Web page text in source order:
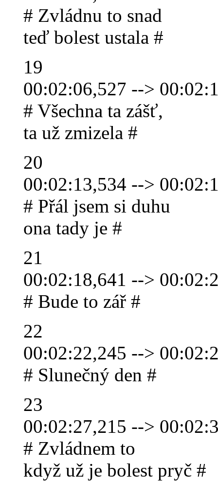
# Zvládnu to snad
teď bolest ustala #
19
00:02:06,527 -->
# Všechna ta zášť,
ta už zmizela #
20
00:02:13,534 -->
# Přál jsem si duhu
ona tady je #
21
00:02:18,641 -->
# Bude to zář #
22
00:02:22,245 -->
# Slunečný den #
23
00:02:27,215 -->
# Zvládnem to
když už je bolest pryč #